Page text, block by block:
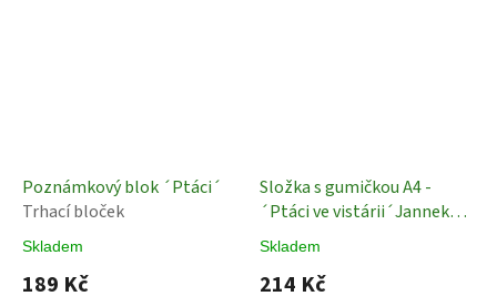
Poznámkový blok ´Ptáci´
Trhací bloček
Skladem
189 Kč
Složka s gumičkou A4 -
´Ptáci ve vistárii´Janneke
Brinkman
Skladem
214 Kč